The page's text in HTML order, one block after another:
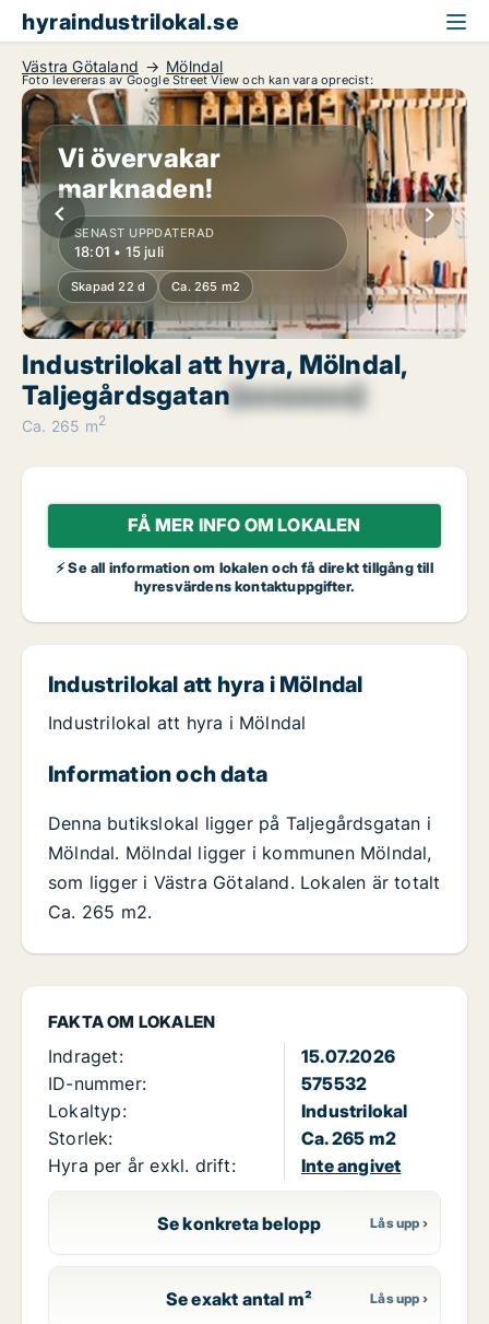
hyraindustrilokal.se
Västra Götaland Mölndal
Foto levereras av Google Street View och kan vara oprecist:
Vi övervakar
marknaden!
SENAST UPPDATERAD
18:01 • 15 juli
Skapad 22 d Ca. 265 m2
Industrilokal att hyra, Mölndal,
Taljegårdsgatan[xxxxxxxx]
Ca. 265 m2
FÅ MER INFO OM LOKALEN
⚡ Se all information om lokalen och få direkt tillgång till
hyresvärdens kontaktuppgifter.
FAKTA OM LOKALEN
Indraget:
15.07.2026
ID-nummer:
575532
Lokaltyp:
Industrilokal
Storlek:
Ca. 265 m2
Hyra per år exkl. drift:
Inte angivet
Se konkreta belopp
Se exakt antal m²
Industrilokal att hyra i Mölndal
Industrilokal att hyra i Mölndal
Information och data
Denna butikslokal ligger på Taljegårdsgatan i
Mölndal. Mölndal ligger i kommunen Mölndal,
som ligger i Västra Götaland. Lokalen är totalt
Ca. 265 m2.